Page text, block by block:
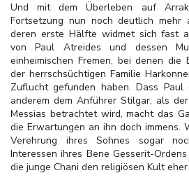
Und mit dem Überleben auf
Fortsetzung nun noch deutlich mehr
deren erste Hälfte widmet sich fast
von Paul Atreides und dessen
einheimischen Fremen, bei denen
der herrschsüchtigen Familie
Zuflucht gefunden haben. Dass
anderem dem Anführer Stilgar, als
Messias betrachtet wird, macht das
die Erwartungen an ihn doch immens.
Verehrung ihres Sohnes sogar
Interessen ihres Bene Gesserit-
die junge Chani den religiösen Kult